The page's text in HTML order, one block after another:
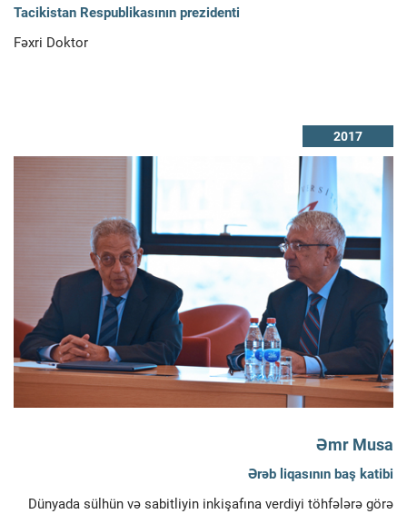
Tacikistan Respublikasının prezidenti
Fəxri Doktor
2017
Əmr Musa
Ərəb liqasının baş katibi
Dünyada sülhün və sabitliyin inkişafına verdiyi töhfələrə görə